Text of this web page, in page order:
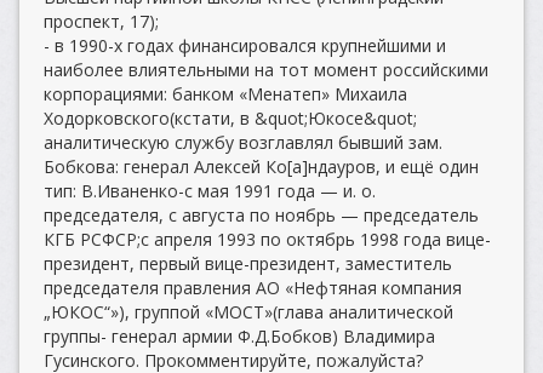
проспект, 17);
- в 1990-х годах финансировался крупнейшими и
наиболее влиятельными на тот момент российскими
корпорациями: банком «Менатеп» Михаила
Ходорковского(кстати, в &quot;Юкосе&quot;
аналитическую службу возглавлял бывший зам.
Бобкова: генерал Алексей Ко[а]ндауров, и ещё один
тип: В.Иваненко-с мая 1991 года — и. о.
председателя, с августа по ноябрь — председатель
КГБ РСФСР;с апреля 1993 по октябрь 1998 года вице-
президент, первый вице-президент, заместитель
председателя правления АО «Нефтяная компания
„ЮКОС“»), группой «МОСТ»(глава аналитической
группы- генерал армии Ф.Д.Бобков) Владимира
Гусинского. Прокомментируйте, пожалуйста?